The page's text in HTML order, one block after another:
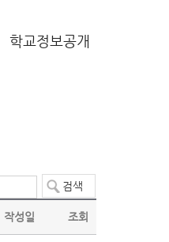
학교정보공개
작성일 조회